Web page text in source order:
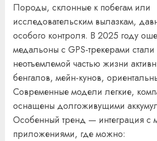
Породы, склонные к побегам или
исследовательским вылазкам,
особого контроля. В 2025 году
медальоны с GPS-трекерами стали
неотъемлемой частью жизни
бенгалов, мейн-кунов,
Современные модели легкие,
оснащены долгоживущими
Особенный тренд — интеграция с
приложениями, где можно: